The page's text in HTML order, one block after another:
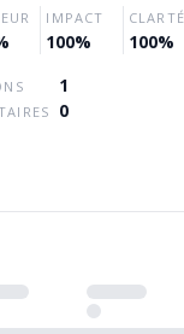
IMPACT
100%
CLARTÉ
100%
1
0